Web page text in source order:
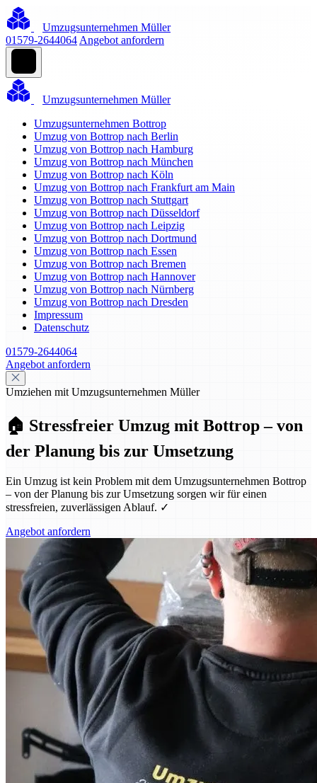
Umzugsunternehmen Müller
01579-2644064 Angebot anfordern
Umzugsunternehmen Müller
Umzugsunternehmen Bottrop
Umzug von Bottrop nach Berlin
Umzug von Bottrop nach Hamburg
Umzug von Bottrop nach München
Umzug von Bottrop nach Köln
Umzug von Bottrop nach Frankfurt am Main
Umzug von Bottrop nach Stuttgart
Umzug von Bottrop nach Düsseldorf
Umzug von Bottrop nach Leipzig
Umzug von Bottrop nach Dortmund
Umzug von Bottrop nach Essen
Umzug von Bottrop nach Bremen
Umzug von Bottrop nach Hannover
Umzug von Bottrop nach Nürnberg
Umzug von Bottrop nach Dresden
Impressum
Datenschutz
01579-2644064
Angebot anfordern
Umziehen mit Umzugsunternehmen Müller
🏠 Stressfreier Umzug mit Bottrop – von
der Planung bis zur Umsetzung
Ein Umzug ist kein Problem mit dem Umzugsunternehmen Bottrop
– von der Planung bis zur Umsetzung sorgen wir für einen
stressfreien, zuverlässigen Ablauf. ✓
Angebot anfordern